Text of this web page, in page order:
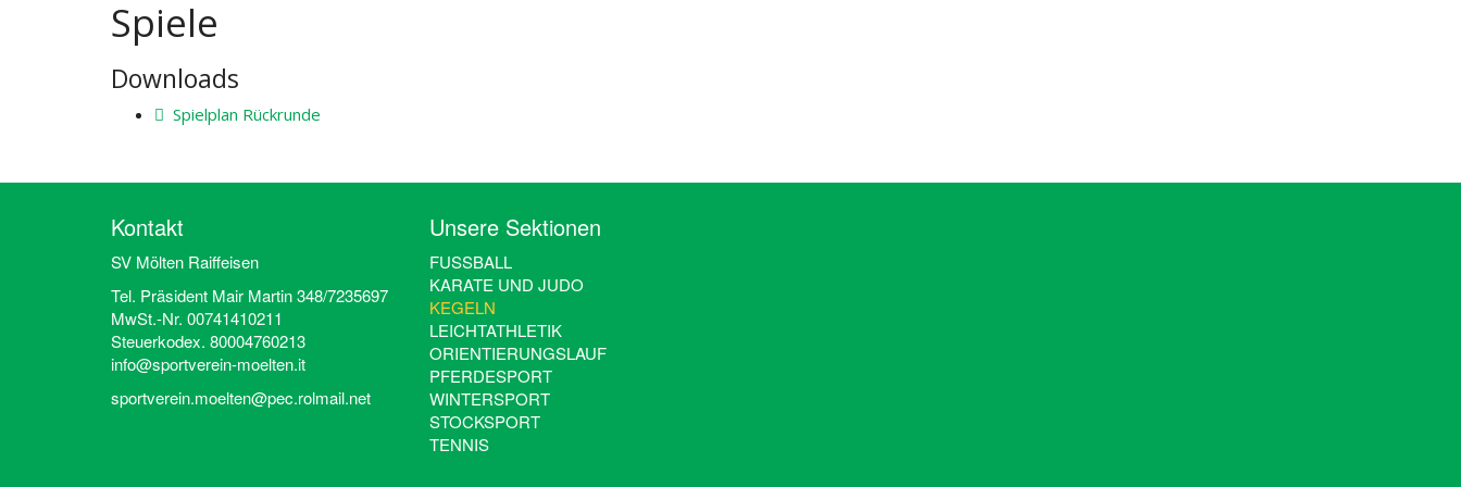
Spiele
Downloads
Spielplan Rückrunde
Kontakt
SV Mölten Raiffeisen
Tel. Präsident Mair Martin 348/7235697
MwSt.-Nr. 00741410211
Steuerkodex. 80004760213
info@sportverein-moelten.it
sportverein.moelten@pec.rolmail.net
Unsere Sektionen
FUSSBALL
KARATE UND JUDO
KEGELN
LEICHTATHLETIK
ORIENTIERUNGSLAUF
PFERDESPORT
WINTERSPORT
STOCKSPORT
TENNIS